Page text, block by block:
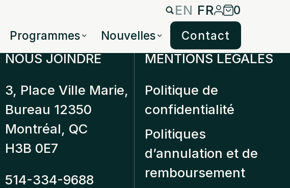
EN FR
0
Programmes Nouvelles Contact
NOUS JOINDRE
3, Place Ville Marie,
Bureau 12350
Montréal, QC
H3B 0E7
514-334-9688
MENTIONS LÉGALES
Politique de
confidentialité
Politiques
d’annulation et de
remboursement